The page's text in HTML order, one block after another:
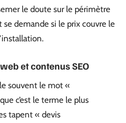
le doute sur le périmètre
demande si le prix couvre le
et contenus SEO
souvent le mot «
c’est le terme le plus
tapent « devis